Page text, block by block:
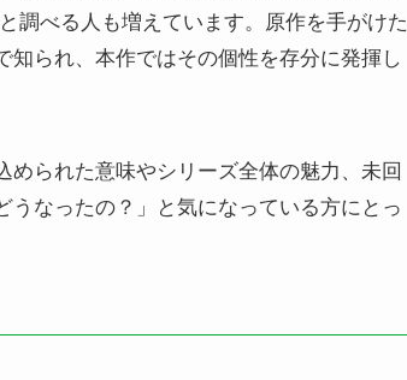
調べる人も増えています。原作を手がけた
られ、本作ではその個性を存分に発揮し
られた意味やシリーズ全体の魅力、未回
なったの？」と気になっている方にとっ